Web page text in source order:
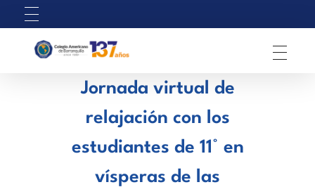
Jornada virtual de
relajación con los
estudiantes de 11° en
vísperas de las